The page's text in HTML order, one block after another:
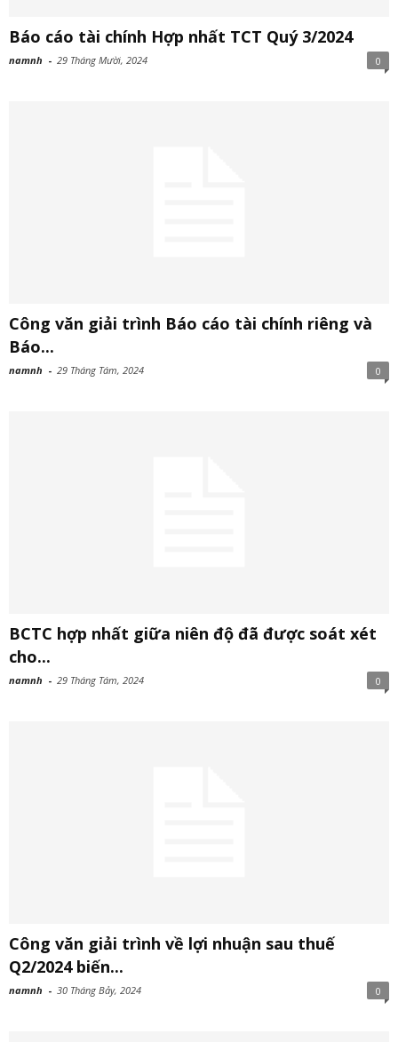
Báo cáo tài chính Hợp nhất TCT Quý 3/2024
namnh - 29 Tháng Mười, 2024 0
Công văn giải trình Báo cáo tài chính riêng và
Báo...
namnh - 29 Tháng Tám, 2024 0
BCTC hợp nhất giữa niên độ đã được soát xét
cho...
namnh - 29 Tháng Tám, 2024 0
Công văn giải trình về lợi nhuận sau thuế
Q2/2024 biến...
namnh - 30 Tháng Bảy, 2024 0